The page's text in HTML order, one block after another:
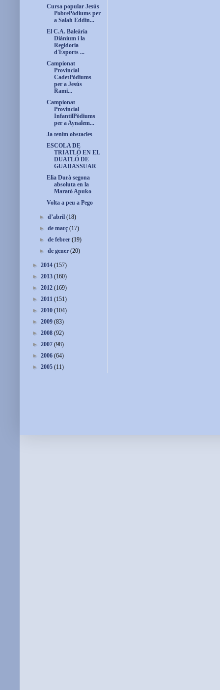
Cursa popular Jesús
PobrePòdiums per
a Salah Eddin...
El C.A. Baleària
Diànium i la
Regidoria
d'Esports ...
Campionat
Provincial
CadetPòdiums
per a Jesús
Rami...
Campionat
Provincial
InfantilPòdiums
per a Aynalem...
Ja tenim obstacles
ESCOLA DE
TRIATLÓ EN EL
DUATLÓ DE
GUADASSUAR
Elia Durà segona
absoluta en la
Marató Apuko
Volta a peu a Pego
►d’abril(18)
►de març(17)
►de febrer(19)
►de gener(20)
► 2014 (157)
► 2013 (160)
► 2012 (169)
► 2011 (151)
► 2010 (104)
► 2009 (83)
► 2008 (92)
► 2007 (98)
► 2006 (64)
► 2005 (11)